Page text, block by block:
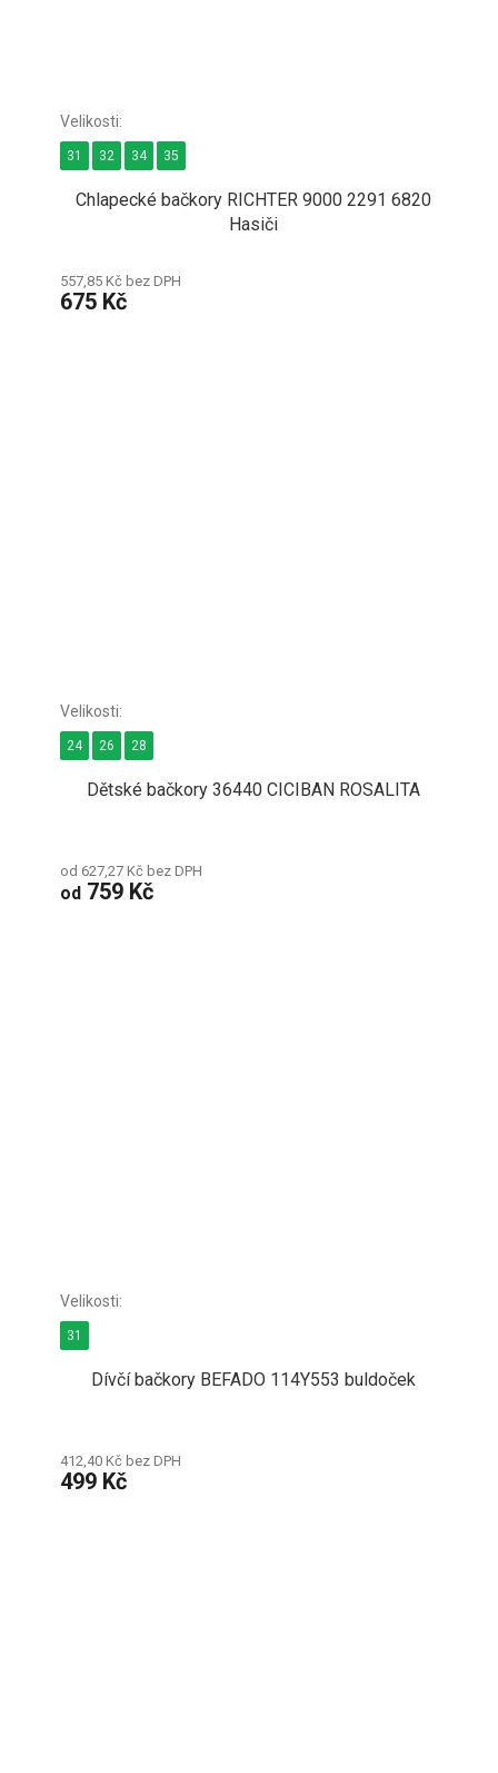
Chlapecké bačkory RICHTER 9000 2291 6820
Hasiči
557,85 Kč bez DPH
675 Kč
31 32 34 35
Dětské bačkory 36440 CICIBAN ROSALITA
od 627,27 Kč bez DPH
od 759 Kč
24 26 28
Dívčí bačkory BEFADO 114Y553 buldoček
412,40 Kč bez DPH
499 Kč
31